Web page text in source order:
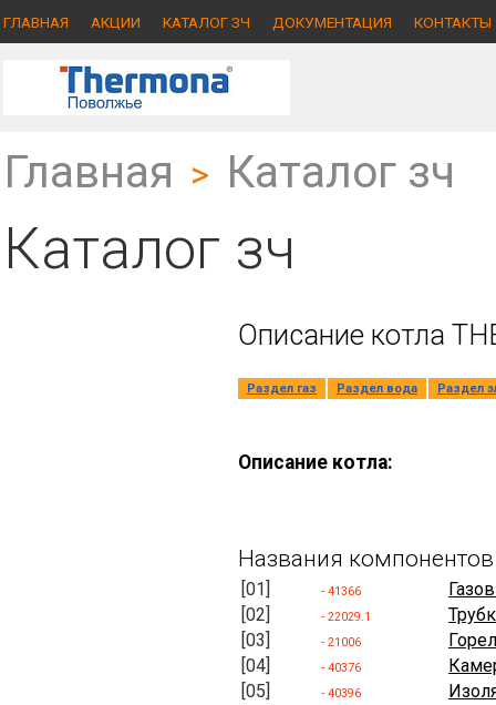
ГЛАВНАЯ АКЦИИ КАТАЛОГ ЗЧ ДОКУМЕНТАЦИЯ КОНТАКТЫ
Главная > Каталог зч
Каталог зч
Описание котла
Раздел газ Раздел вода Раздел
Описание котла:
Названия
[01] - 41366
[02]
- 22029.1
[03]
- 21006
[04]
- 40376
[05]
- 40396